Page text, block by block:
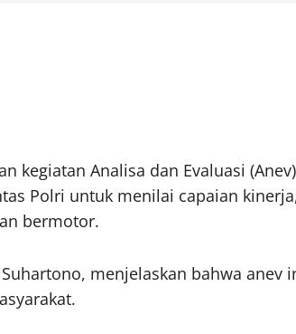
kegiatan Analisa dan Evaluasi
Polri untuk menilai capaian
bermotor.
menjelaskan bahwa